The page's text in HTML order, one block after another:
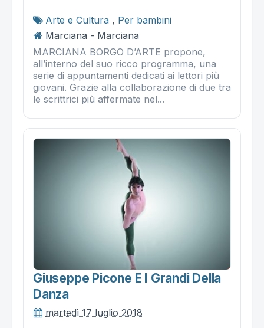
Arte e Cultura , Per bambini
Marciana - Marciana
MARCIANA BORGO D’ARTE propone,
all’interno del suo ricco programma, una
serie di appuntamenti dedicati ai lettori più
giovani. Grazie alla collaborazione di due tra
le scrittrici più affermate nel...
Giuseppe Picone E I Grandi Della
Danza
martedì 17 luglio 2018